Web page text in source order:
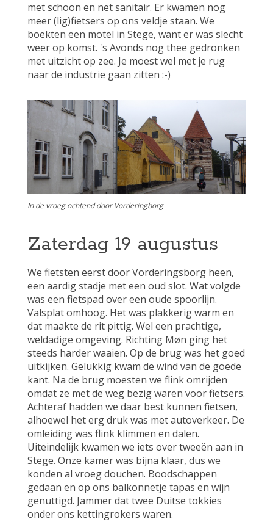
met schoon en net sanitair. Er kwamen nog
meer (lig)fietsers op ons veldje staan. We
boekten een motel in Stege, want er was slecht
weer op komst. 's Avonds nog thee gedronken
met uitzicht op zee. Je moest wel met je rug
naar de industrie gaan zitten :-)
In de vroeg ochtend door Vorderingborg
Zaterdag 19 augustus
We fietsten eerst door Vorderingsborg heen,
een aardig stadje met een oud slot. Wat volgde
was een fietspad over een oude spoorlijn.
Valsplat omhoog. Het was plakkerig warm en
dat maakte de rit pittig. Wel een prachtige,
weldadige omgeving. Richting Møn ging het
steeds harder waaien. Op de brug was het goed
uitkijken. Gelukkig kwam de wind van de goede
kant. Na de brug moesten we flink omrijden
omdat ze met de weg bezig waren voor fietsers.
Achteraf hadden we daar best kunnen fietsen,
alhoewel het erg druk was met autoverkeer. De
omleiding was flink klimmen en dalen.
Uiteindelijk kwamen we iets over tweeën aan in
Stege. Onze kamer was bijna klaar, dus we
konden al vroeg douchen. Boodschappen
gedaan en op ons balkonnetje tapas en wijn
genuttigd. Jammer dat twee Duitse tokkies
onder ons kettingrokers waren.